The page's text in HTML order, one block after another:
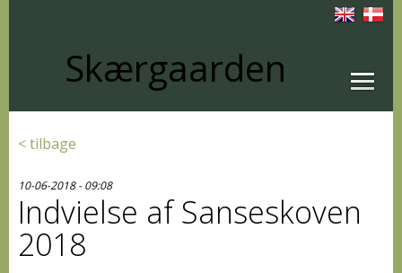
Skærgaarden
< tilbage
10-06-2018 - 09:08
Indvielse af Sanseskoven
2018